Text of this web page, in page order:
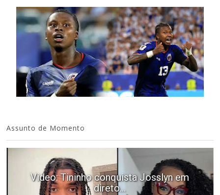
Assunto de Momento
Video: Tininho conquista Josslyn em
direto...